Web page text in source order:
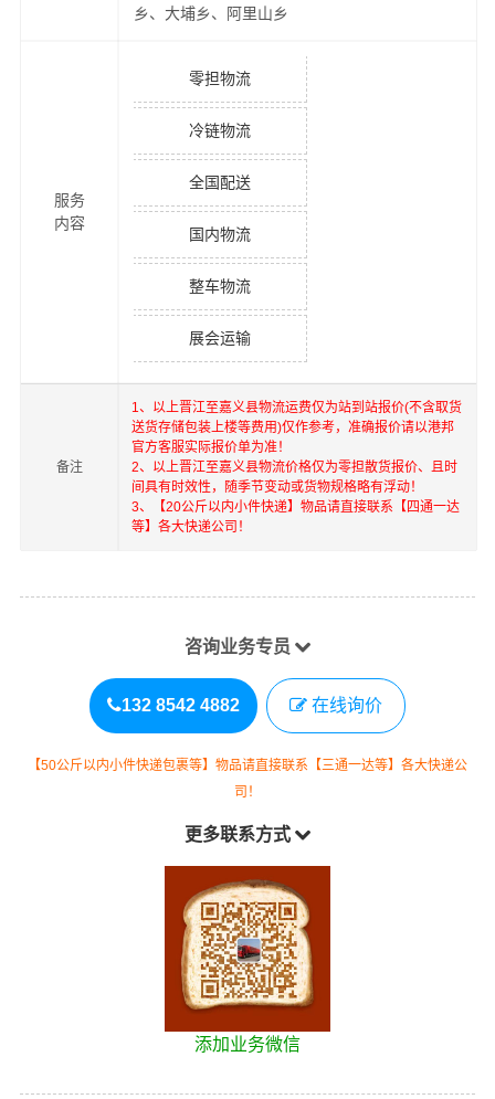
乡、大埔乡、阿里山乡
服务
内容
零担物流
冷链物流
全国配送
国内物流
整车物流
展会运输
备注
1、以上晋江至嘉义县物流运费仅为站到站报价(不含取货
送货存储包装上楼等费用)仅作参考，准确报价请以港邦
官方客服实际报价单为准！
2、以上晋江至嘉义县物流价格仅为零担散货报价、且时
间具有时效性，随季节变动或货物规格略有浮动！
3、【20公斤以内小件快递】物品请直接联系【四通一达
等】各大快递公司！
咨询业务专员
132 8542 4882 在线询价
【50公斤以内小件快递包裹等】物品请直接联系【三通一达等】各大快递公
司！
更多联系方式
添加业务微信